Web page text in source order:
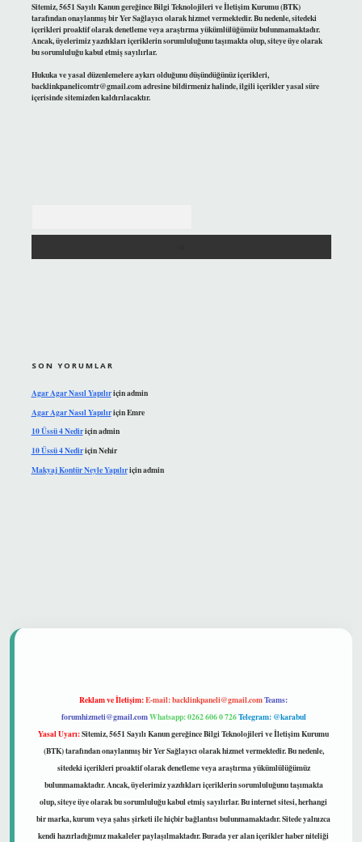
Sitemiz, 5651 Sayılı Kanun gereğince Bilgi Teknolojileri ve İletişim Kurumu (BTK)
tarafından onaylanmış bir Yer Sağlayıcı olarak hizmet vermektedir. Bu nedenle, sitedeki
içerikleri proaktif olarak denetleme veya araştırma yükümlülüğümüz bulunmamaktadır.
Ancak, üyelerimiz yazdıkları içeriklerin sorumluluğunu taşımakta olup, siteye üye olarak
bu sorumluluğu kabul etmiş sayılırlar.
Hukuka ve yasal düzenlemelere aykırı olduğunu düşündüğünüz içerikleri,
backlinkpanelicomtr@gmail.comadresine bildirmeniz halinde, ilgili içerikler yasal süre
içerisinde sitemizden kaldırılacaktır.
SON YORUMLAR
Agar Agar Nasıl Yapılıriçinadmin
Agar Agar Nasıl YapılıriçinEmre
10 Üssü 4 Nediriçinadmin
10 Üssü 4 NediriçinNehir
Makyaj Kontür Neyle Yapılıriçinadmin
Reklam ve İletişim:E-mail:backlinkpaneli@gmail.comTeams:
forumhizmeti@gmail.comWhatsapp: 0262 606 0 726Telegram: @karabul
Yasal Uyarı:Sitemiz, 5651 Sayılı Kanun gereğince Bilgi Teknolojileri ve İletişim Kurumu
(BTK) tarafından onaylanmış bir Yer Sağlayıcı olarak hizmet vermektedir. Bu nedenle,
sitedeki içerikleri proaktif olarak denetleme veya araştırma yükümlülüğümüz
bulunmamaktadır. Ancak, üyelerimiz yazdıkları içeriklerin sorumluluğunu taşımakta
olup, siteye üye olarak bu sorumluluğu kabul etmiş sayılırlar. Bu internet sitesi, herhangi
bir marka, kurum veya şahıs şirketi ile hiçbir bağlantısı bulunmamaktadır. Sitede yalnızca
kendi hazırladığımız makaleler paylaşılmaktadır. Burada yer alan içerikler haber niteliği